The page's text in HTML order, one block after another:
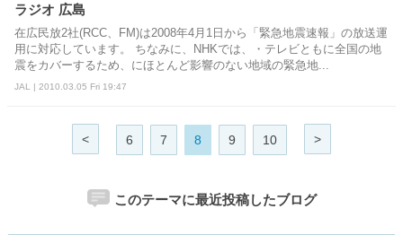
ラジオ 広島
在広民放2社(RCC、FM)は2008年4月1日から「緊急地震速報」の放送運
用に対応しています。 ちなみに、NHKでは、・テレビともに全国の地
震をカバーするため、にほとんど影響のない地域の緊急地...
JAL | 2010.03.05 Fri 19:47
< 6 7 8 9 10 >
このテーマに最近投稿したブログ